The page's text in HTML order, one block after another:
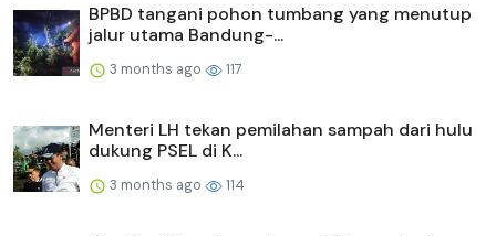
BPBD tangani pohon tumbang yang menutup
jalur utama Bandung-...
3 months ago 117
Menteri LH tekan pemilahan sampah dari hulu
dukung PSEL di K...
3 months ago 114